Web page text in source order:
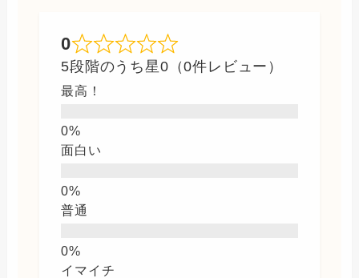
0
5段階のうち星0（0件レビュー）
最高！
面白い
普通
イマイチ